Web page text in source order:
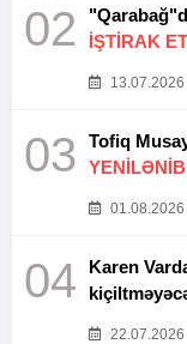
02
İŞTİRAK
13.07.2026
03
YENİLƏNİB
01.08.2026
04
Karen
22.07.2026